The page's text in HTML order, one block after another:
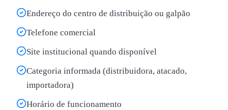
Endereço do centro de distribuição ou galpão
Telefone comercial
Site institucional quando disponível
Categoria informada (distribuidora, atacado,
importadora)
Horário de funcionamento